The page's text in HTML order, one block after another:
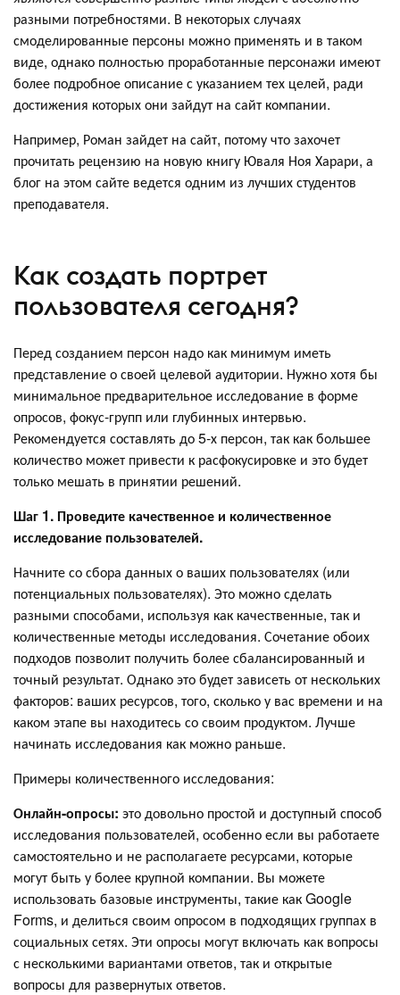
разными потребностями. В некоторых случаях
смоделированные персоны можно применять и в таком
виде, однако полностью проработанные персонажи имеют
более подробное описание с указанием тех целей, ради
достижения которых они зайдут на сайт компании.
Например, Роман зайдет на сайт, потому что захочет
прочитать рецензию на новую книгу Юваля Ноя Харари, а
блог на этом сайте ведется одним из лучших студентов
преподавателя.
Как создать портрет
пользователя сегодня?
Перед созданием персон надо как минимум иметь
представление о своей целевой аудитории. Нужно хотя бы
минимальное предварительное исследование в форме
опросов, фокус-групп или глубинных интервью.
Рекомендуется составлять до 5-х персон, так как большее
количество может привести к расфокусировке и это будет
только мешать в принятии решений.
Шаг 1. Проведите качественное и количественное
исследование пользователей.
Начните со сбора данных о ваших пользователях (или
потенциальных пользователях). Это можно сделать
разными способами, используя как качественные, так и
количественные методы исследования. Сочетание обоих
подходов позволит получить более сбалансированный и
точный результат. Однако это будет зависеть от нескольких
факторов: ваших ресурсов, того, сколько у вас времени и на
каком этапе вы находитесь со своим продуктом. Лучше
начинать исследования как можно раньше.
Примеры количественного исследования:
Онлайн-опросы: это довольно простой и доступный способ
исследования пользователей, особенно если вы работаете
самостоятельно и не располагаете ресурсами, которые
могут быть у более крупной компании. Вы можете
использовать базовые инструменты, такие как Google
Forms, и делиться своим опросом в подходящих группах в
социальных сетях. Эти опросы могут включать как вопросы
с несколькими вариантами ответов, так и открытые
вопросы для развернутых ответов.